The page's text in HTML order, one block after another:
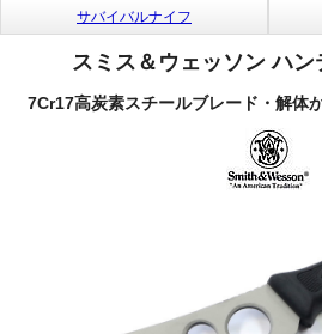
サバイバルナイフ
スミス＆ウェッソン ハン
7Cr17高炭素スチールブレード・解体